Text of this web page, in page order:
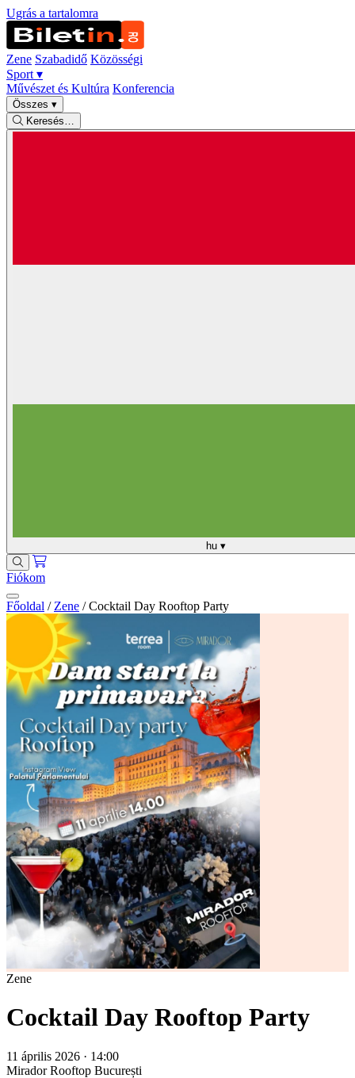
Ugrás a tartalomra
Zene Szabadidő Közösségi
Sport ▾
Művészet és Kultúra Konferencia
Összes ▾
Keresés…
hu ▾
Fiókom
Főoldal / Zene / Cocktail Day Rooftop Party
Zene
Cocktail Day Rooftop Party
11 április 2026 · 14:00
Mirador Rooftop București